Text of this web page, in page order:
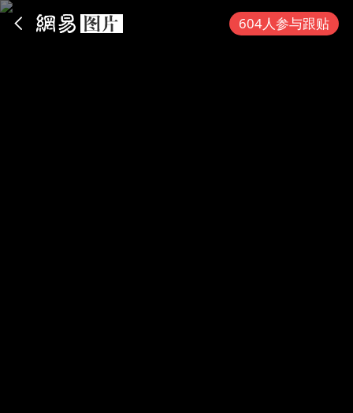
604人参与跟贴
App内打开